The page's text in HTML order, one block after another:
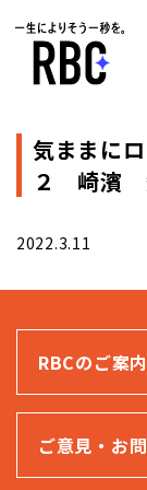
気ままに
２ 崎濱
2022.3.11
RBCのご案内
ご意見・お